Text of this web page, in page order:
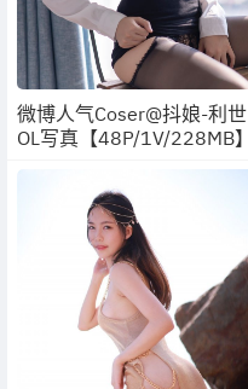
微博人气Coser@抖娘-利世
OL写真【48P/1V/228MB】